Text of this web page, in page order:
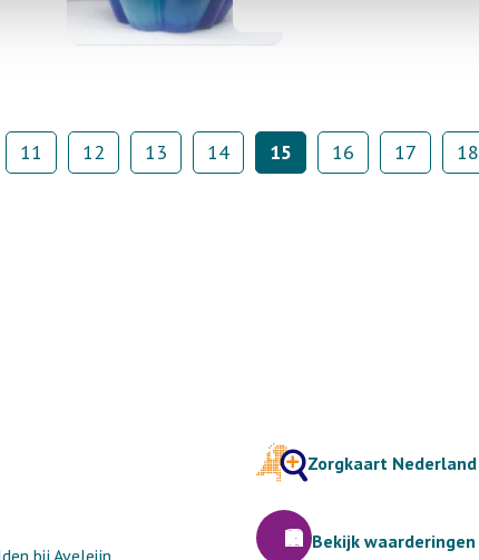
11 12 13 14 15 16 17 18
Zorgkaart Nederland
Bekijk waarderingen